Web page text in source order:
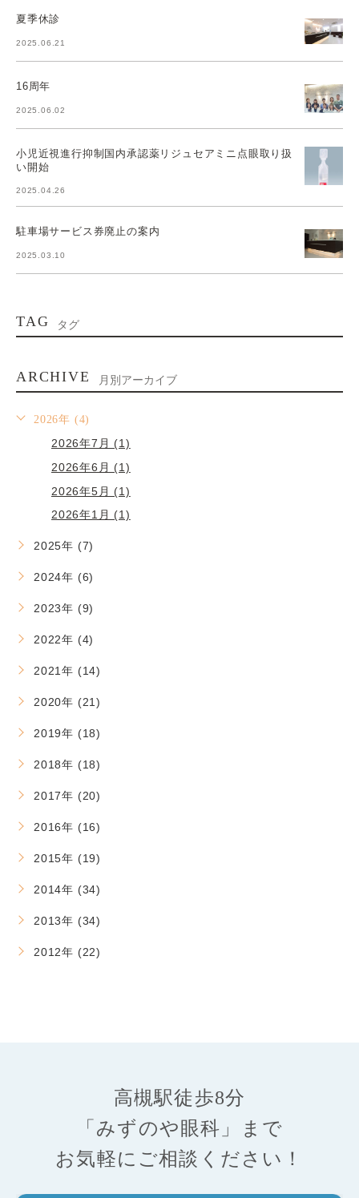
夏季休診
2025.06.21
16周年
2025.06.02
小児近視進行抑制国内承認薬リジュセアミニ点眼取り扱
い開始
2025.04.26
駐車場サービス券廃止の案内
2025.03.10
TAG タグ
ARCHIVE 月別アーカイブ
2026年 (4)
2026年7月 (1)
2026年6月 (1)
2026年5月 (1)
2026年1月 (1)
2025年 (7)
2024年 (6)
2023年 (9)
2022年 (4)
2021年 (14)
2020年 (21)
2019年 (18)
2018年 (18)
2017年 (20)
2016年 (16)
2015年 (19)
2014年 (34)
2013年 (34)
2012年 (22)
高槻駅徒歩8分
「みずのや眼科」まで
お気軽にご相談ください！